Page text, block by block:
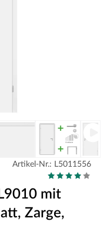
Artikel-Nr.: L5011556
mit
Zarge,